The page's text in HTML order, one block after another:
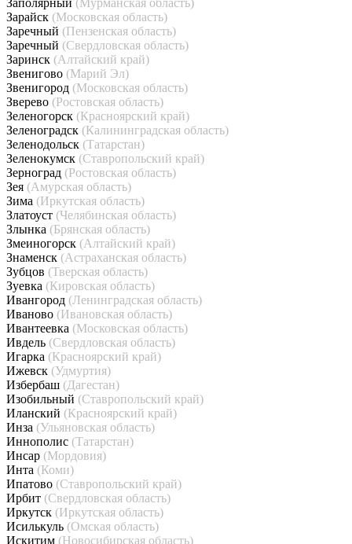
Заполярный (Мурманская область)
Зарайск (Московская область)
Заречный (Пензенская область)
Заречный (Свердловская область)
Заринск (Алтайский край)
Звенигово (Марий Эл)
Звенигород (Московская область)
Зверево (Ростовская область)
Зеленогорск (Красноярский край)
Зеленоградск (Калининградская область)
Зеленодольск (Татарстан)
Зеленокумск (Ставропольский край)
Зерноград (Ростовская область)
Зея (Амурская область)
Зима (Иркутская область)
Златоуст (Челябинская область)
Злынка (Брянская область)
Змеиногорск (Алтайский край)
Знаменск (Астраханская область)
Зубцов (Тверская область)
Зуевка (Кировская область)
Ивангород (Ленинградская область)
Иваново (Ивановская область)
Ивантеевка (Московская область)
Ивдель (Свердловская область)
Игарка (Красноярский край)
Ижевск (Удмуртия)
Избербаш (Дагестан)
Изобильный (Ставропольский край)
Иланский (Красноярский край)
Инза (Ульяновская область)
Иннополис (Татарстан)
Инсар (Мордовия)
Инта (Коми)
Ипатово (Ставропольский край)
Ирбит (Свердловская область)
Иркутск (Иркутская область)
Исилькуль (Омская область)
Искитим (Новосибирская область)